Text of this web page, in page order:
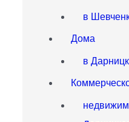
в
Дома
в